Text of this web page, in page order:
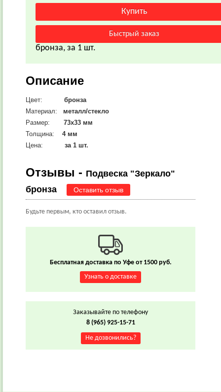
бронза, за 1 шт.
Описание
Цвет:
бронза
Материал: металл/стекло
Размер:
73х33 мм
Толщина: 4 мм
Цена:
за 1 шт.
Отзывы - Подвеска "Зеркало"
бронза
Оставить отзыв
Будьте первым, кто оставил отзыв.
Бесплатная доставка по Уфе от 1500 руб.
Узнать о доставке
Заказывайте по телефону
8 (965) 925-15-71
Не дозвонились?